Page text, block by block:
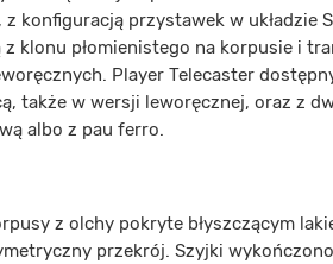
konfiguracją przystawek w układzie
z klonu płomienistego na korpusie i
Player Telecaster
także w wersji leworęcznej, oraz z
albo z pau ferro.
z olchy pokryte błyszczącym
przekrój. Szyjki